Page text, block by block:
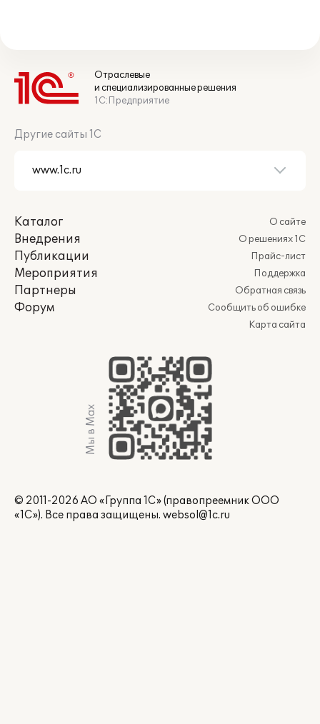
Отраслевые
и специализированные решения
1С:Предприятие
Другие сайты 1С
Каталог
Внедрения
Публикации
Мероприятия
Партнеры
Форум
О сайте
О решениях 1С
Прайс-лист
Поддержка
Обратная связь
Сообщить об ошибке
Карта сайта
Мы в Max
© 2011-2026 АО «Группа 1С» (правопреемник ООО
«1С»). Все права защищены. websol@1c.ru